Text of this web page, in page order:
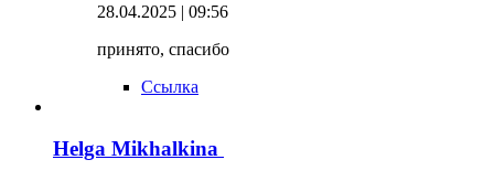
28.04.2025 | 09:56
принято, спасибо
Ссылка
Helga Mikhalkina